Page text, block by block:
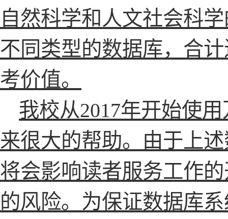
自然科学和人文社会科
不同类型的数据库，合
考价值。
我校从2017年开始使
来很大的帮助。由于上
将会影响读者服务工作
的风险。为保证数据库